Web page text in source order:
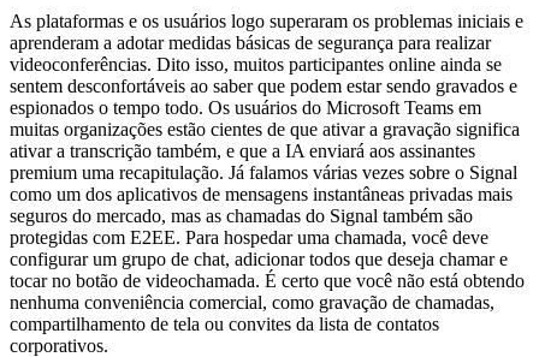
As plataformas e os usuários logo superaram os problemas iniciais e
aprenderam a adotar medidas básicas de segurança para realizar
videoconferências. Dito isso, muitos participantes online ainda se
sentem desconfortáveis ao saber que podem estar sendo gravados e
espionados o tempo todo. Os usuários do Microsoft Teams em
muitas organizações estão cientes de que ativar a gravação significa
ativar a transcrição também, e que a IA enviará aos assinantes
premium uma recapitulação. Já falamos várias vezes sobre o Signal
como um dos aplicativos de mensagens instantâneas privadas mais
seguros do mercado, mas as chamadas do Signal também são
protegidas com E2EE. Para hospedar uma chamada, você deve
configurar um grupo de chat, adicionar todos que deseja chamar e
tocar no botão de videochamada. É certo que você não está obtendo
nenhuma conveniência comercial, como gravação de chamadas,
compartilhamento de tela ou convites da lista de contatos
corporativos.